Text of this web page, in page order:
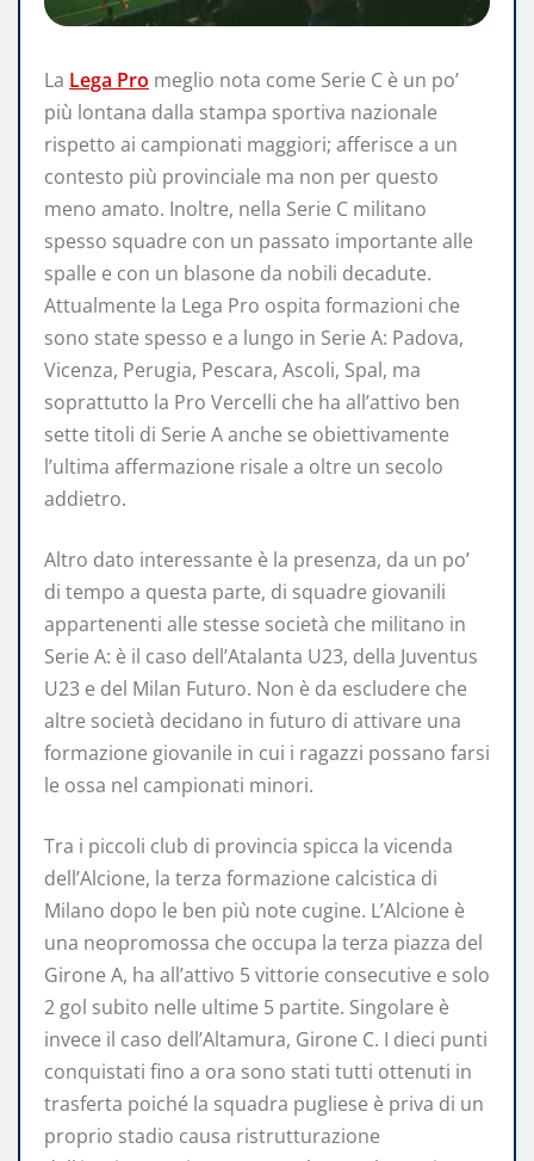
La Lega Pro meglio nota come Serie C è un po’
più lontana dalla stampa sportiva nazionale
rispetto ai campionati maggiori; afferisce a un
contesto più provinciale ma non per questo
meno amato. Inoltre, nella Serie C militano
spesso squadre con un passato importante alle
spalle e con un blasone da nobili decadute.
Attualmente la Lega Pro ospita formazioni che
sono state spesso e a lungo in Serie A: Padova,
Vicenza, Perugia, Pescara, Ascoli, Spal, ma
soprattutto la Pro Vercelli che ha all’attivo ben
sette titoli di Serie A anche se obiettivamente
l’ultima affermazione risale a oltre un secolo
addietro.
Altro dato interessante è la presenza, da un po’
di tempo a questa parte, di squadre giovanili
appartenenti alle stesse società che militano in
Serie A: è il caso dell’Atalanta U23, della Juventus
U23 e del Milan Futuro. Non è da escludere che
altre società decidano in futuro di attivare una
formazione giovanile in cui i ragazzi possano farsi
le ossa nel campionati minori.
Tra i piccoli club di provincia spicca la vicenda
dell’Alcione, la terza formazione calcistica di
Milano dopo le ben più note cugine. L’Alcione è
una neopromossa che occupa la terza piazza del
Girone A, ha all’attivo 5 vittorie consecutive e solo
2 gol subito nelle ultime 5 partite. Singolare è
invece il caso dell’Altamura, Girone C. I dieci punti
conquistati fino a ora sono stati tutti ottenuti in
trasferta poiché la squadra pugliese è priva di un
proprio stadio causa ristrutturazione